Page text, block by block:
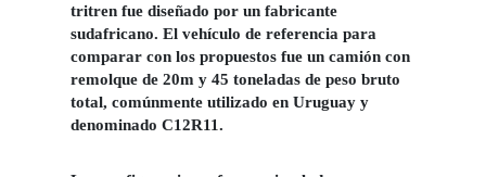
tritren fue diseñado por un fabricante
sudafricano. El vehículo de referencia para
comparar con los propuestos fue un camión con
remolque de 20m y 45 toneladas de peso bruto
total, comúnmente utilizado en Uruguay y
denominado C12R11.